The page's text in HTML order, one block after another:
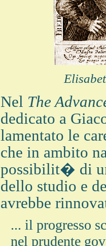
Nel The
dedicato a
lamentato le
che in ambito
possibilit� di
dello studio e
avrebbe
... il progresso
nel prudente